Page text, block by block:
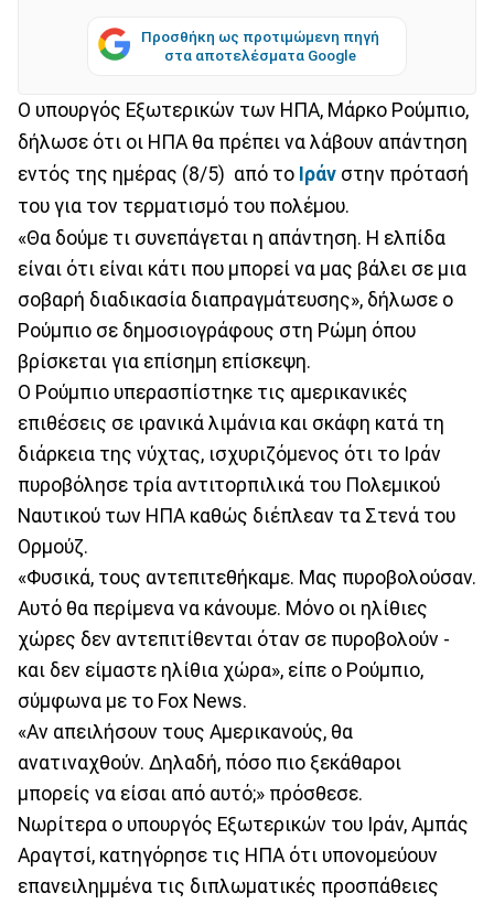
Προσθήκη ως προτιμώμενη πηγή
στα αποτελέσματα Google
Ο υπουργός Εξωτερικών των ΗΠΑ, Μάρκο Ρούμπιο,
δήλωσε ότι οι ΗΠΑ θα πρέπει να λάβουν απάντηση
εντός της ημέρας (8/5) από το Ιράν στην πρότασή
του για τον τερματισμό του πολέμου.
«Θα δούμε τι συνεπάγεται η απάντηση. Η ελπίδα
είναι ότι είναι κάτι που μπορεί να μας βάλει σε μια
σοβαρή διαδικασία διαπραγμάτευσης», δήλωσε ο
Ρούμπιο σε δημοσιογράφους στη Ρώμη όπου
βρίσκεται για επίσημη επίσκεψη.
Ο Ρούμπιο υπερασπίστηκε τις αμερικανικές
επιθέσεις σε ιρανικά λιμάνια και σκάφη κατά τη
διάρκεια της νύχτας, ισχυριζόμενος ότι το Ιράν
πυροβόλησε τρία αντιτορπιλικά του Πολεμικού
Ναυτικού των ΗΠΑ καθώς διέπλεαν τα Στενά του
Ορμούζ.
«Φυσικά, τους αντεπιτεθήκαμε. Μας πυροβολούσαν.
Αυτό θα περίμενα να κάνουμε. Μόνο οι ηλίθιες
χώρες δεν αντεπιτίθενται όταν σε πυροβολούν -
και δεν είμαστε ηλίθια χώρα», είπε ο Ρούμπιο,
σύμφωνα με το Fox News.
«Αν απειλήσουν τους Αμερικανούς, θα
ανατιναχθούν. Δηλαδή, πόσο πιο ξεκάθαροι
μπορείς να είσαι από αυτό;» πρόσθεσε.
Νωρίτερα ο υπουργός Εξωτερικών του Ιράν, Αμπάς
Αραγτσί, κατηγόρησε τις ΗΠΑ ότι υπονομεύουν
επανειλημμένα τις διπλωματικές προσπάθειες